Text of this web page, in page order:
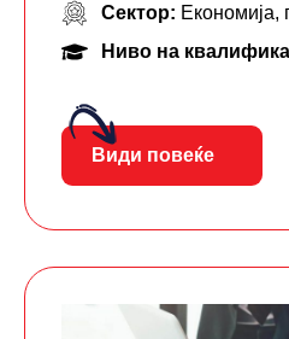
Сектор: Економија,
Ниво на
Види повеќе